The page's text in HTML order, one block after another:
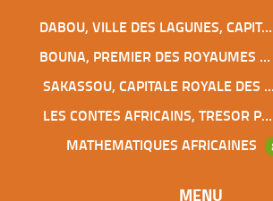
DABOU, VILLE DES LAGUNES, CAPITALE DES ADJOUKROU
BOUNA, PREMIER DES ROYAUMES DE CÔTE D’IVOIRE
SAKASSOU, CAPITALE ROYALE DES BAOULES
LES CONTES AFRICAINS, TRESOR POUR L’HUMANITE
MATHEMATIQUES AFRICAINES
MENU